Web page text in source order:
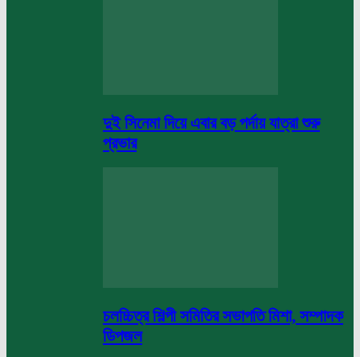
দুই সিনেমা দিয়ে এবার বড় পর্দায় যাত্রা শুরু
প্রভার
চলচ্চিত্র শিল্পী সমিতির সভাপতি মিশা, সম্পাদক
ডিপজল